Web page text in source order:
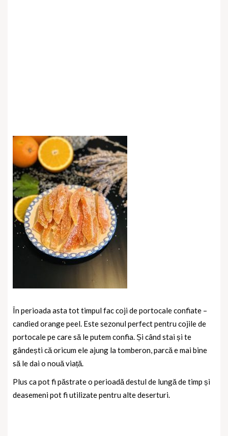
În perioada asta tot timpul fac coji de portocale confiate –
candied orange peel. Este sezonul perfect pentru cojile de
portocale pe care să le putem confia. Și când stai și te
gândești că oricum ele ajung la tomberon, parcă e mai bine
să le dai o nouă viață.
Plus ca pot fi păstrate o perioadă destul de lungă de timp și
deasemeni pot fi utilizate pentru alte deserturi.